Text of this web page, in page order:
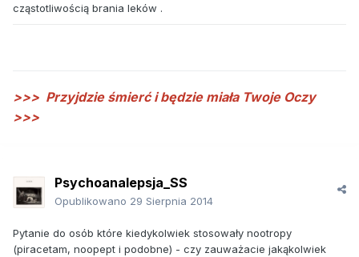
cząstotliwością brania leków .
>>> Przyjdzie śmierć i będzie miała Twoje Oczy
>>>
Psychoanalepsja_SS
Opublikowano 29 Sierpnia 2014
Pytanie do osób które kiedykolwiek stosowały nootropy
(piracetam, noopept i podobne) - czy zauważacie jakąkolwiek